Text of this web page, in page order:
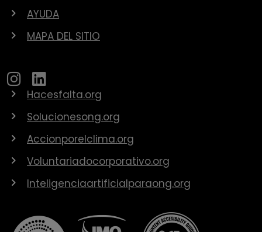
AYUDA
MAPA DEL SITIO
Hacesfalta.org
Solucionesong.org
Accionporelclima.org
Voluntariadocorporativo.org
Inteligenciaartificialparaong.org